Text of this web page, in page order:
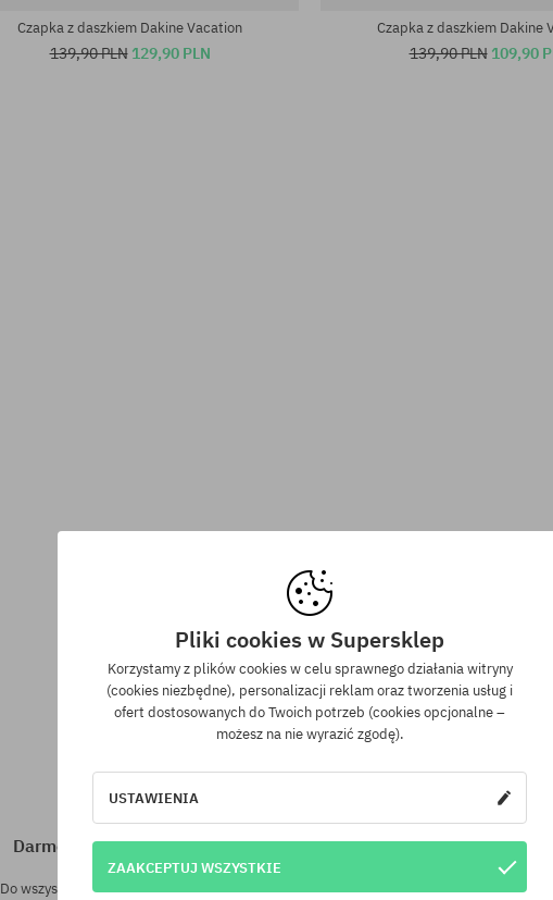
Czapka z daszkiem Dakine Vacation
139,90 PLN 129,90 PLN
Czapka z daszkiem Dakine
139,90 PLN 109,90
Darmowa wysyłka od 350 zł
Do wszystkich zamówień powyżej 350 zł
Gwarancja
Mamy najlepsze ceny, ale jeśli
Pliki cookies w Supersklep
Korzystamy z plików cookies w celu sprawnego działania witryny
(cookies niezbędne), personalizacji reklam oraz tworzenia usług i
ofert dostosowanych do Twoich potrzeb (cookies opcjonalne –
możesz na nie wyrazić zgodę).
USTAWIENIA
ZAAKCEPTUJ WSZYSTKIE